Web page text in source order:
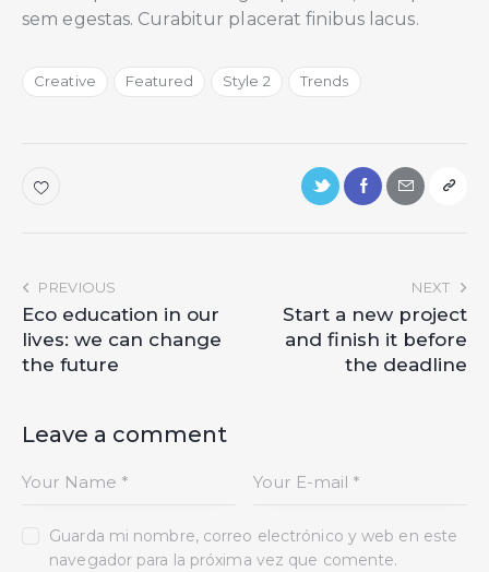
sem egestas. Curabitur placerat finibus lacus.
Creative Featured Style 2 Trends
PREVIOUS
Eco education in our
lives: we can change
the future
NEXT
Start a new project
and finish it before
the deadline
Leave a comment
Guarda mi nombre, correo electrónico y web en este
navegador para la próxima vez que comente.